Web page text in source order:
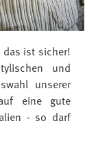
das ist sicher!
und
unserer
eine gute
- so darf